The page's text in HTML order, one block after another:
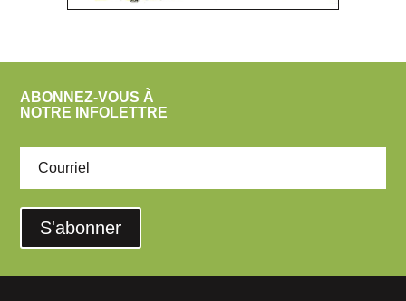
ABONNEZ-VOUS À
NOTRE INFOLETTRE
S'abonner